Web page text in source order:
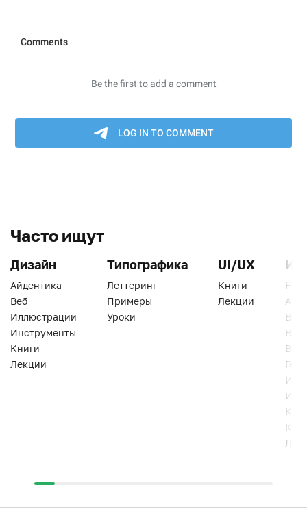
Часто ищут
Дизайн
Айдентика
Веб
Иллюстрации
Инструменты
Книги
Лекции
Типографика
Леттеринг
Примеры
Уроки
UI/UX
Книги
Лекции
Веб